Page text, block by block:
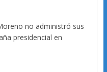
no administró sus
presidencial en